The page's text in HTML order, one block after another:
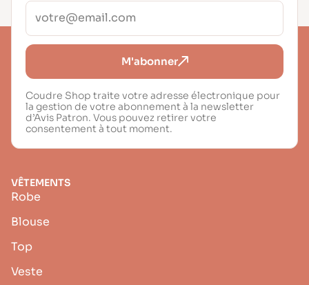
M'abonner
Coudre Shop traite votre adresse électronique pour
la gestion de votre abonnement à la newsletter
d’Avis Patron. Vous pouvez retirer votre
consentement à tout moment.
VÊTEMENTS
Robe
Blouse
Top
Veste